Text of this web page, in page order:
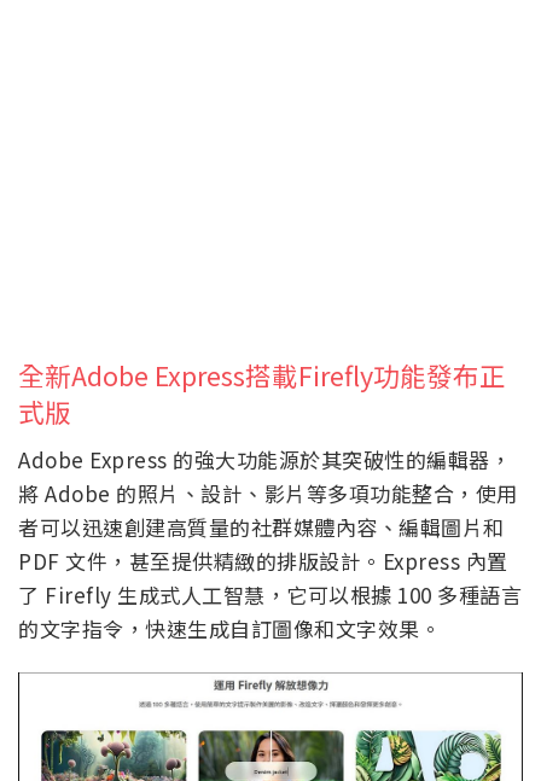
全新Adob​​e Express搭載Firefly功能發布正
式版
Adobe Express 的強大功能源於其突破性的編輯器，
將 Adobe 的照片、設計、影片等多項功能整合，使用
者可以迅速創建高質量的社群媒體內容、編輯圖片和
PDF 文件，甚至提供精緻的排版設計。Express 內置
了 Firefly 生成式人工智慧，它可以根據 100 多種語言
的文字指令，快速生成自訂圖像和文字效果。